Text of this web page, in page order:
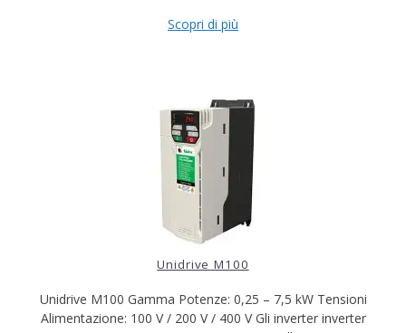
Scopri di più
Unidrive M100
Unidrive M100 Gamma Potenze: 0,25 – 7,5 kW Tensioni
Alimentazione: 100 V / 200 V / 400 V Gli inverter inverter